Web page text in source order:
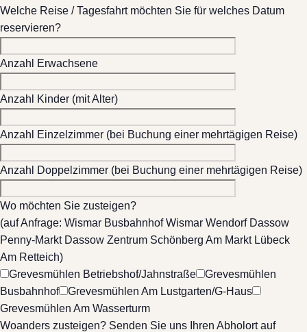
Welche Reise / Tagesfahrt möchten Sie für welches Datum
reservieren?
Anzahl Erwachsene
Anzahl Kinder (mit Alter)
Anzahl Einzelzimmer (bei Buchung einer mehrtägigen Reise)
Anzahl Doppelzimmer (bei Buchung einer mehrtägigen Reise)
Wo möchten Sie zusteigen?
(auf Anfrage: Wismar Busbahnhof Wismar Wendorf Dassow
Penny-Markt Dassow Zentrum Schönberg Am Markt Lübeck
Am Retteich)
Grevesmühlen Betriebshof/Jahnstraße
Grevesmühlen
Busbahnhof
Grevesmühlen Am Lustgarten/G-Haus
Grevesmühlen Am Wasserturm
Woanders zusteigen? Senden Sie uns Ihren Abholort auf